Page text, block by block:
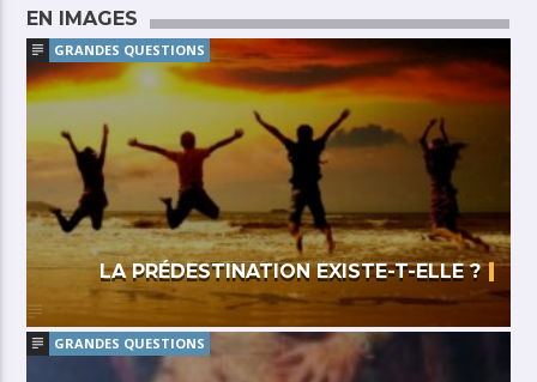
EN IMAGES
GRANDES QUESTIONS
LA PRÉDESTINATION EXISTE-T-ELLE ?
GRANDES QUESTIONS